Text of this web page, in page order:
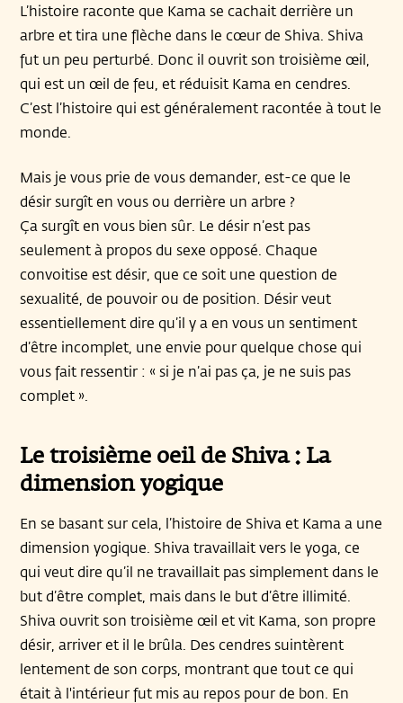
L’histoire raconte que Kama se cachait derrière un
arbre et tira une flèche dans le cœur de Shiva. Shiva
fut un peu perturbé. Donc il ouvrit son troisième œil,
qui est un œil de feu, et réduisit Kama en cendres.
C’est l’histoire qui est généralement racontée à tout le
monde.
Mais je vous prie de vous demander, est-ce que le
désir surgît en vous ou derrière un arbre ?
Ça surgît en vous bien sûr. Le désir n’est pas
seulement à propos du sexe opposé. Chaque
convoitise est désir, que ce soit une question de
sexualité, de pouvoir ou de position. Désir veut
essentiellement dire qu’il y a en vous un sentiment
d’être incomplet, une envie pour quelque chose qui
vous fait ressentir : « si je n’ai pas ça, je ne suis pas
complet ».
Le troisième oeil de Shiva : La
dimension yogique
En se basant sur cela, l’histoire de Shiva et Kama a une
dimension yogique. Shiva travaillait vers le yoga, ce
qui veut dire qu’il ne travaillait pas simplement dans le
but d’être complet, mais dans le but d’être illimité.
Shiva ouvrit son troisième œil et vit Kama, son propre
désir, arriver et il le brûla. Des cendres suintèrent
lentement de son corps, montrant que tout ce qui
était à l'intérieur fut mis au repos pour de bon. En